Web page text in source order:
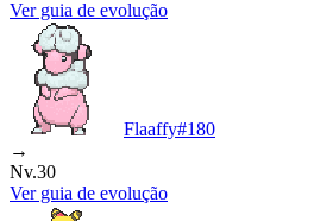
Ver guia de evolução
Flaaffy#180
→
Nv.30
Ver guia de evolução